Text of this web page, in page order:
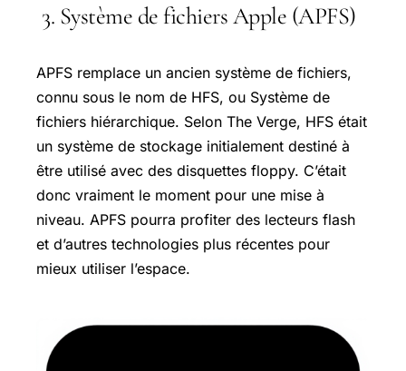
3. Système de fichiers Apple (APFS)
APFS remplace un ancien système de fichiers,
connu sous le nom de HFS, ou Système de
fichiers hiérarchique. Selon The Verge, HFS était
un système de stockage initialement destiné à
être utilisé avec des disquettes floppy. C’était
donc vraiment le moment pour une mise à
niveau. APFS pourra profiter des lecteurs flash
et d’autres technologies plus récentes pour
mieux utiliser l’espace.